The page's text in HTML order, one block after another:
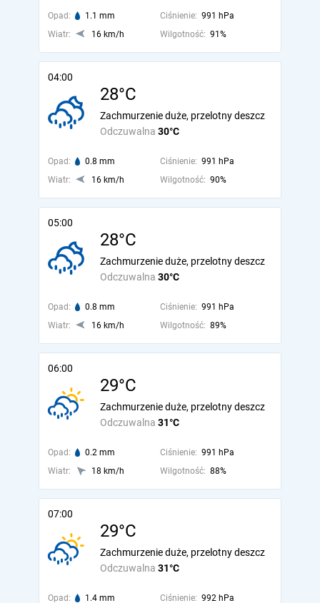
Opad: 1.1 mm Ciśnienie: 991 hPa
Wiatr:
16 km/h Wilgotność: 91%
04:00
28°C
Odczuwalna 30°C
Zachmurzenie duże, przelotny deszcz
Opad: 0.8 mm Ciśnienie: 991 hPa
Wiatr:
16 km/h Wilgotność: 90%
05:00
28°C
Odczuwalna 30°C
Zachmurzenie duże, przelotny deszcz
Opad: 0.8 mm Ciśnienie: 991 hPa
Wiatr:
16 km/h Wilgotność: 89%
06:00
29°C
Odczuwalna 31°C
Zachmurzenie duże, przelotny deszcz
Opad: 0.2 mm Ciśnienie: 991 hPa
Wiatr:
18 km/h Wilgotność: 88%
07:00
29°C
Odczuwalna 31°C
Zachmurzenie duże, przelotny deszcz
Opad: 1.4 mm Ciśnienie: 992 hPa